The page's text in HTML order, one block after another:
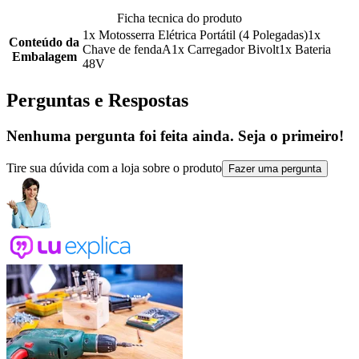
Ficha tecnica do produto
Conteúdo da
Embalagem
1x Motosserra Elétrica Portátil (4 Polegadas)1x
Chave de fendaA1x Carregador Bivolt1x Bateria
48V
Perguntas e Respostas
Nenhuma pergunta foi feita ainda. Seja o primeiro!
Tire sua dúvida com a loja sobre o produto Fazer uma pergunta